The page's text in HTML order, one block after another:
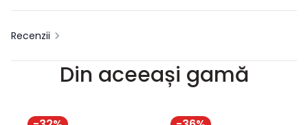
Recenzii
Din aceeași gamă